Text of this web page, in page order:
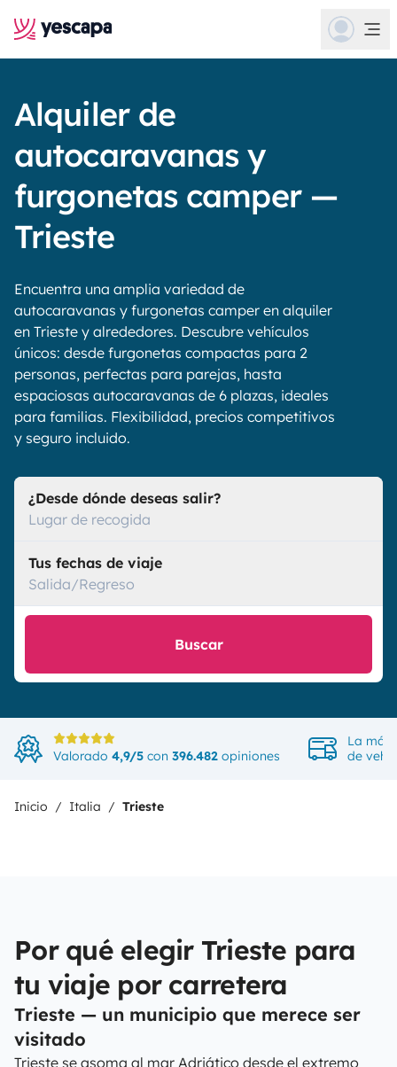
Alquiler de
autocaravanas y
furgonetas camper —
Trieste
Encuentra una amplia variedad de
autocaravanas y furgonetas camper en alquiler
en Trieste y alrededores. Descubre vehículos
únicos: desde furgonetas compactas para 2
personas, perfectas para parejas, hasta
espaciosas autocaravanas de 6 plazas, ideales
para familias. Flexibilidad, precios competitivos
y seguro incluido.
¿Desde dónde deseas salir?
Lugar de recogida
Tus fechas de viaje
Salida/Regreso
Buscar
Valorado 4,9/5 con 396.482 opiniones
La más
de
Inicio Italia Trieste
Por qué elegir Trieste para
tu viaje por carretera
Trieste — un municipio que merece ser
visitado
Trieste se asoma al mar Adriático desde el extremo